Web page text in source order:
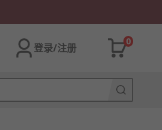
登录/注册
0